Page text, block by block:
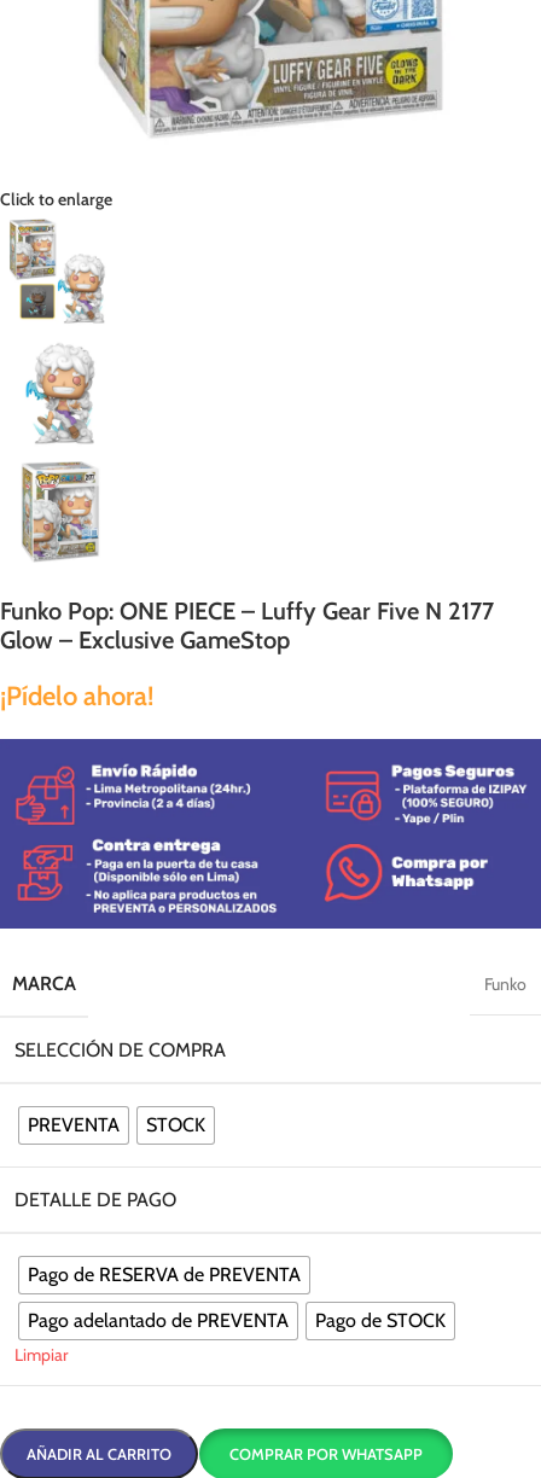
Click to enlarge
Funko Pop: ONE PIECE – Luffy Gear Five N 2177
Glow – Exclusive GameStop
¡Pídelo ahora!
MARCA Funko
SELECCIÓN DE COMPRA
PREVENTA STOCK
DETALLE DE PAGO
Pago de RESERVA de PREVENTA
Pago adelantado de PREVENTA
Pago de STOCK
Limpiar
AÑADIR AL CARRITO COMPRAR POR WHATSAPP